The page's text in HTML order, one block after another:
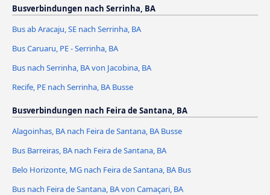
Busverbindungen nach Serrinha, BA
Bus ab Aracaju, SE nach Serrinha, BA
Bus Caruaru, PE - Serrinha, BA
Bus nach Serrinha, BA von Jacobina, BA
Recife, PE nach Serrinha, BA Busse
Busverbindungen nach Feira de Santana, BA
Alagoinhas, BA nach Feira de Santana, BA Busse
Bus Barreiras, BA nach Feira de Santana, BA
Belo Horizonte, MG nach Feira de Santana, BA Bus
Bus nach Feira de Santana, BA von Camaçari, BA